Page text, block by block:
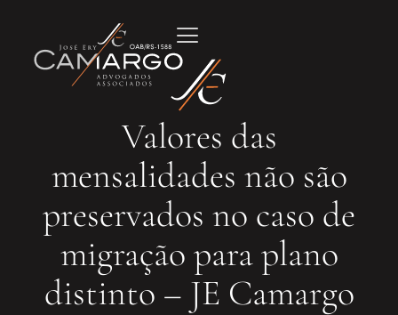
Valores das
mensalidades não são
preservados no caso de
migração para plano
distinto – JE Camargo